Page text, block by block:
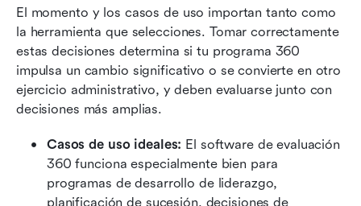
El momento y los casos de uso importan tanto como
la herramienta que selecciones. Tomar correctamente
estas decisiones determina si tu programa 360
impulsa un cambio significativo o se convierte en otro
ejercicio administrativo, y deben evaluarse junto con
decisiones más amplias.
Casos de uso ideales: El software de evaluación
360 funciona especialmente bien para
programas de desarrollo de liderazgo,
planificación de sucesión, decisiones de